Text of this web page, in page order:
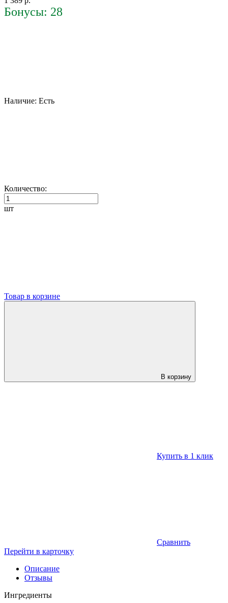
Бонусы: 28
Наличие: Есть
Количество:
шт
Товар в корзине
В корзину
Купить в 1 клик
Сравнить
Перейти в карточку
Описание
Отзывы
Ингредиенты